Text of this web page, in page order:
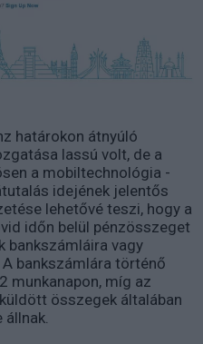
határokon átnyúló
lassú volt, de a
a mobiltechnológia -
idejének jelentős
lehetővé teszi, hogy a
időn belül pénzösszeget
bankszámláira vagy
bankszámlára történő
munkanapon, míg az
összegek általában
állnak.